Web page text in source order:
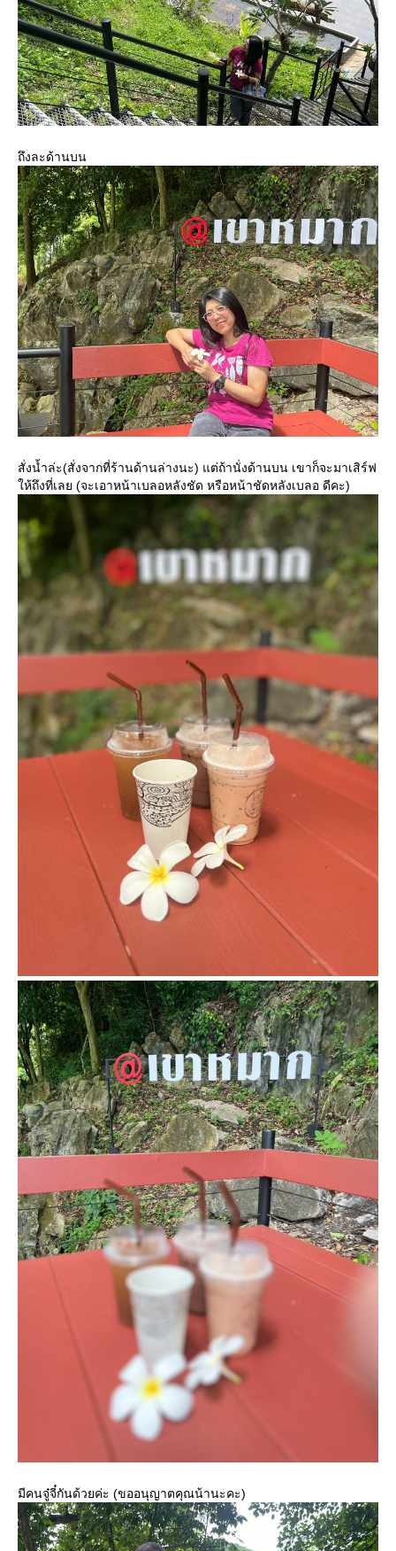
ถึงละด้านบน
สั่งน้ำล่ะ(สั่งจากที่ร้านด้านล่างนะ) แต่ถ้านั่งด้านบน เขาก็จะมาเสิร์ฟ
ห้ถึงที่เลย (จะเอาหน้าเบลอหลังชัด หรือหน้าชัดหลังเบลอ ดีคะ)
มีคนจู๋จี๋กันด้วยค่ะ (ขออนุญาตคุณน้านะคะ)